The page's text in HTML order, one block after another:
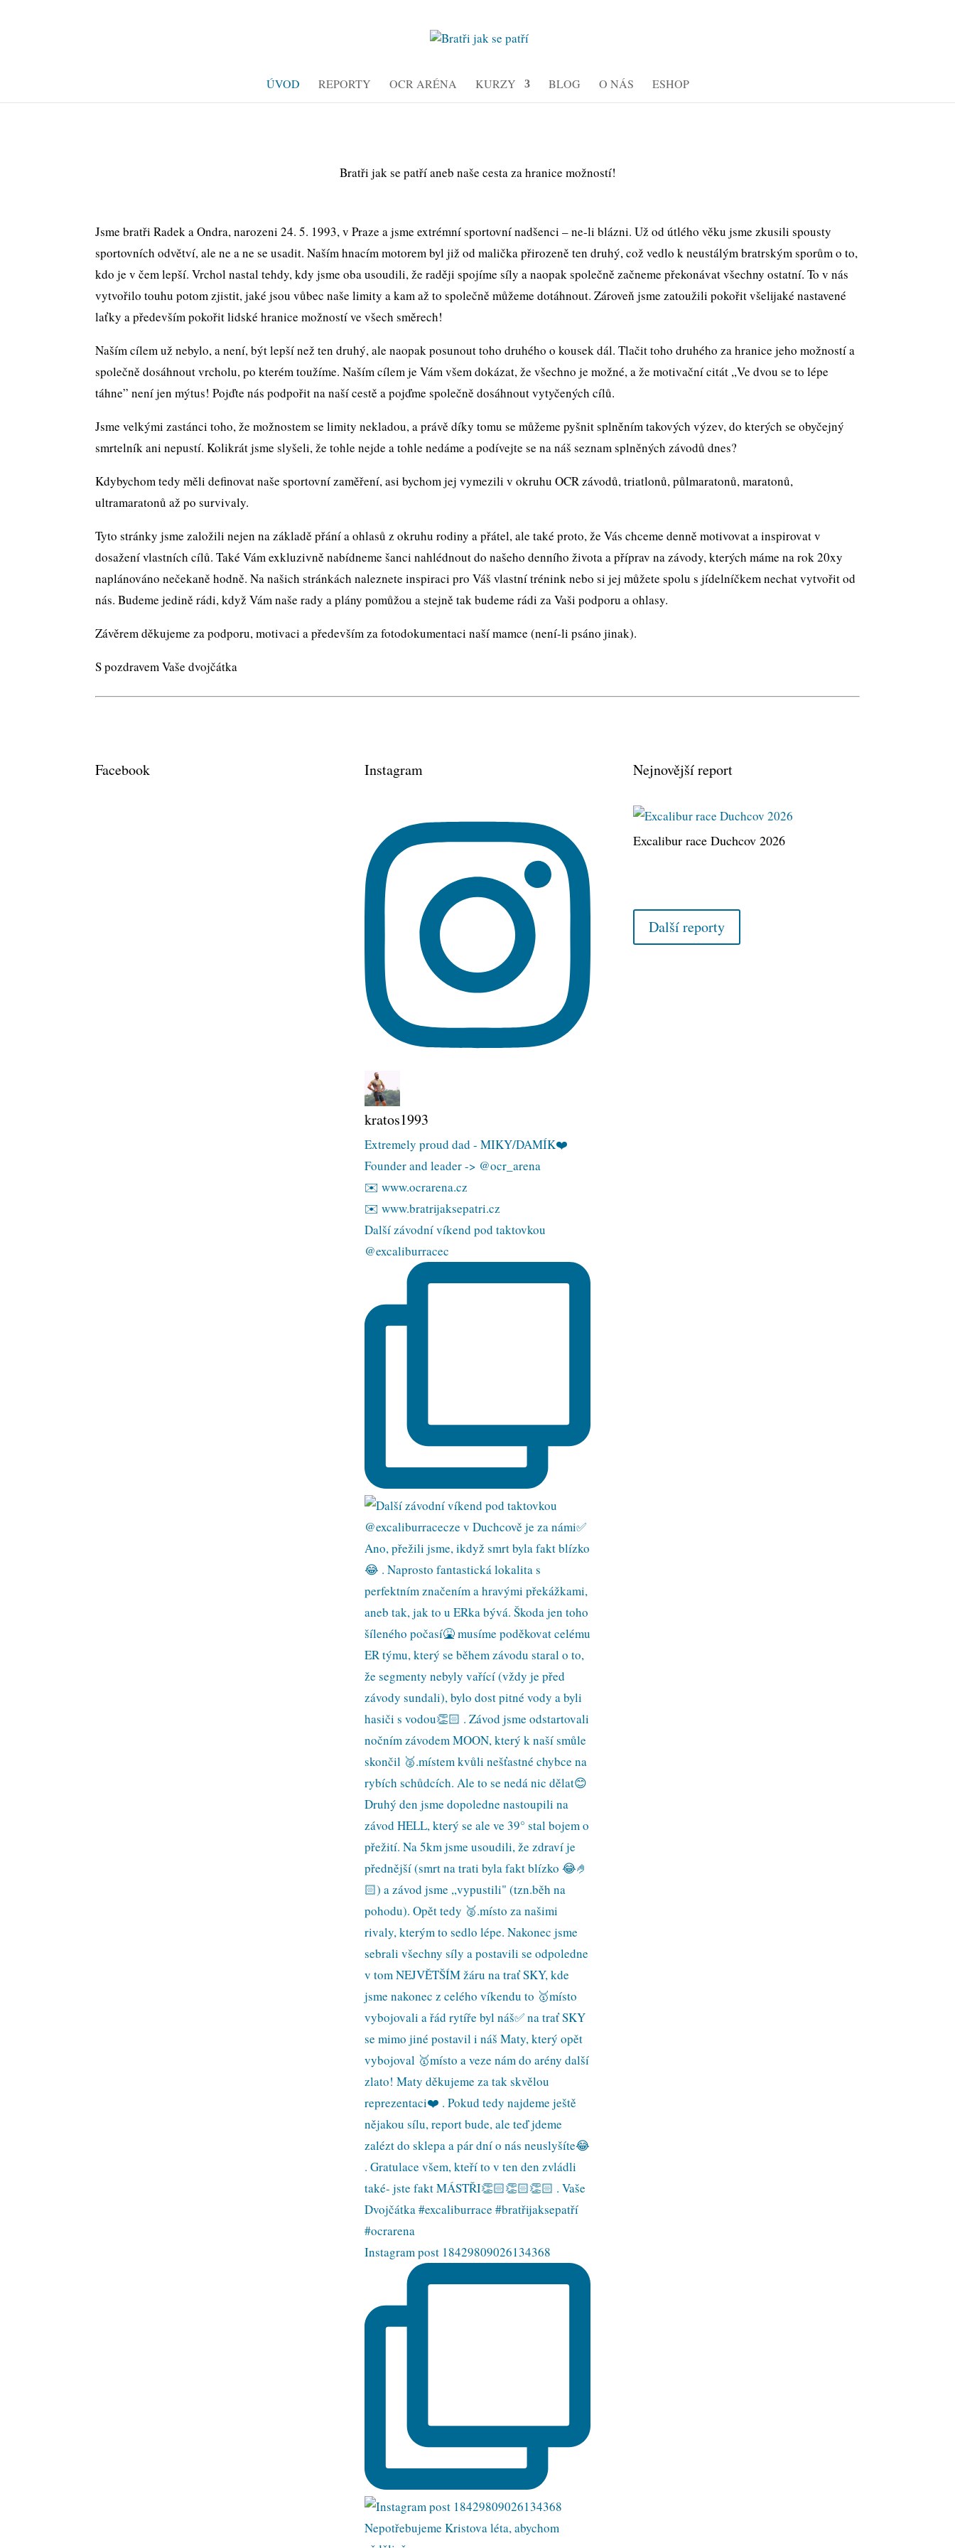
ÚVOD REPORTY OCR ARÉNA KURZY BLOG O NÁS ESHOP
Bratři jak se patří aneb naše cesta za hranice možností!
Jsme bratři Radek a Ondra, narozeni 24. 5. 1993, v Praze a jsme extrémní sportovní nadšenci – ne-li blázni. Už od útlého věku jsme zkusili spousty
sportovních odvětví, ale ne a ne se usadit. Naším hnacím motorem byl již od malička přirozeně ten druhý, což vedlo k neustálým bratrským sporům o to,
kdo je v čem lepší. Vrchol nastal tehdy, kdy jsme oba usoudili, že raději spojíme síly a naopak společně začneme překonávat všechny ostatní. To v nás
vytvořilo touhu potom zjistit, jaké jsou vůbec naše limity a kam až to společně můžeme dotáhnout. Zároveň jsme zatoužili pokořit všelijaké nastavené
laťky a především pokořit lidské hranice možností ve všech směrech!
Naším cílem už nebylo, a není, být lepší než ten druhý, ale naopak posunout toho druhého o kousek dál. Tlačit toho druhého za hranice jeho možností a
společně dosáhnout vrcholu, po kterém toužíme. Naším cílem je Vám všem dokázat, že všechno je možné, a že motivační citát ,,Ve dvou se to lépe
táhne” není jen mýtus! Pojďte nás podpořit na naší cestě a pojďme společně dosáhnout vytyčených cílů.
Jsme velkými zastánci toho, že možnostem se limity nekladou, a právě díky tomu se můžeme pyšnit splněním takových výzev, do kterých se obyčejný
smrtelník ani nepustí. Kolikrát jsme slyšeli, že tohle nejde a tohle nedáme a podívejte se na náš seznam splněných závodů dnes?
Kdybychom tedy měli definovat naše sportovní zaměření, asi bychom jej vymezili v okruhu OCR závodů, triatlonů, půlmaratonů, maratonů,
ultramaratonů až po survivaly.
Tyto stránky jsme založili nejen na základě přání a ohlasů z okruhu rodiny a přátel, ale také proto, že Vás chceme denně motivovat a inspirovat v
dosažení vlastních cílů. Také Vám exkluzivně nabídneme šanci nahlédnout do našeho denního života a příprav na závody, kterých máme na rok 20xy
naplánováno nečekaně hodně. Na našich stránkách naleznete inspiraci pro Váš vlastní trénink nebo si jej můžete spolu s jídelníčkem nechat vytvořit od
nás. Budeme jedině rádi, když Vám naše rady a plány pomůžou a stejně tak budeme rádi za Vaši podporu a ohlasy.
Závěrem děkujeme za podporu, motivaci a především za fotodokumentaci naší mamce (není-li psáno jinak).
S pozdravem Vaše dvojčátka
Facebook Instagram
kratos1993
Extremely proud dad - MIKY/DAMÍK❤️
Founder and leader -> @ocr_arena
✉️ www.ocrarena.cz
✉️ www.bratrijaksepatri.cz
Další závodní víkend pod taktovkou
@excaliburracec
Instagram post 18429809026134368
Nepotřebujeme Kristova léta, abychom
Nejnovější report
Excalibur race Duchcov 2026
Další reporty